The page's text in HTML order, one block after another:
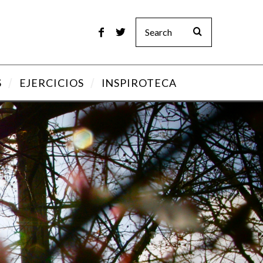
EJERCICIOS INSPIROTECA